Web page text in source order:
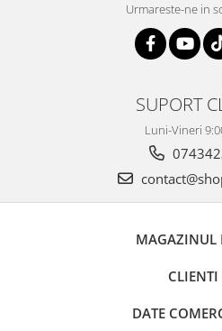
Urmareste-ne in
SUPORT
Luni-Vineri
MAGAZINUL
CLIENTI
DATE